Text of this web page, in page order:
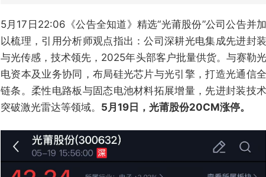
5月17日22:06《公告全知道》精选“光莆股份”公司公告并加
以梳理，引用分析师观点指出：公司深耕光电集成先进封装
与光传感，技术领先，2025年头部客户批量供货。与赛勒光
电资本及业务协同，布局硅光芯片与光引擎，打造光通信全
链条。柔性电路板与固态电池材料拓展增量，先进封装技术
突破激光雷达等领域。 5月19日，光莆股份20CM涨停。